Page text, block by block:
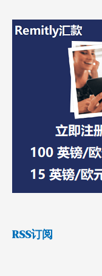
RSS订阅